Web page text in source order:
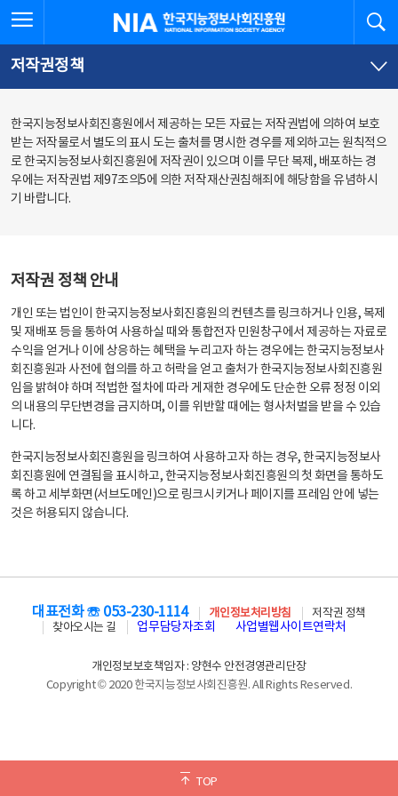
문
로
가
체
뉴
바
가
한국지능정보사회진흥원
저작권정책
한국지능정보사회진흥원에서 제공하는 모든 자료는 저작권법에 의하여 보호
받는 저작물로서 별도의 표시 도는 출처를 명시한 경우를 제외하고는 원칙적으
로 한국지능정보사회진흥원에 저작권이 있으며 이를 무단 복제, 배포하는 경
우에는 저작권법 제97조의5에 의한 저작재산권침해죄에 해당함을 유념하시
기 바랍니다.
저작권 정책 안내
개인 또는 법인이 한국지능정보사회진흥원의 컨텐츠를 링크하거나 인용, 복제
및 재배포 등을 통하여 사용하실 때와 통합전자 민원창구에서 제공하는 자료로
수익을 얻거나 이에 상응하는 혜택을 누리고자 하는 경우에는 한국지능정보사
회진흥원과 사전에 협의를 하고 허락을 얻고 출처가 한국지능정보사회진흥원
임을 밝혀야 하며 적법한 절차에 따라 게재한 경우에도 단순한 오류 정정 이외
의 내용의 무단변경을 금지하며, 이를 위반할 때에는 형사처벌을 받을 수 있습
니다.
한국지능정보사회진흥원을 링크하여 사용하고자 하는 경우, 한국지능정보사
회진흥원에 연결됨을 표시하고, 한국지능정보사회진흥원의 첫 화면을 통하도
록 하고 세부화면(서브도메인)으로 링크시키거나 페이지를 프레임 안에 넣는
것은 허용되지 않습니다.
TOP
대표전화 ☏ 053-230-1114 개인정보처리방침
저작권 정책
찾아오시는 길
업무담당자조회 사업별웹사이트연락처
개인정보보호책임자 : 양현수 안전경영관리단장
Copyright © 2020 한국지능정보사회진흥원. All Rights Reserved.